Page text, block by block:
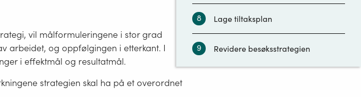
8 Lage tiltaksplan
9 Revidere besøksstrategien
vil målformuleringene i stor grad
arbeidet, og oppfølgingen i etterkant. I
i effektmål og resultatmål.
strategien skal ha på et overordnet